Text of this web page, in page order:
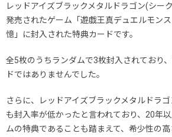
レッドアイズブラックメタルドラゴン(シー
発売されたゲーム「遊戯王真デュエルモン
憶」に封入された特典カードです。
全5枚のうちランダムで3枚封入されており
ドではありませんでした。
さらに、レッドアイズブラックメタルドラ
も封入率が低かったと言われており、20年
ムの特典であることも踏まえて、希少性の